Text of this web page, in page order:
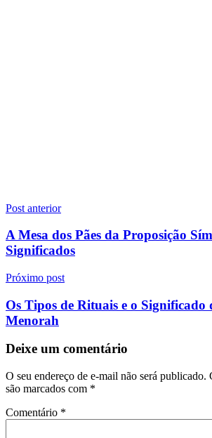
Navegação
de
Post
Post anterior
A Mesa dos Pães da Proposição
Significados
Próximo post
Os Tipos de Rituais e o Significado
Menorah
Deixe um comentário
O seu endereço de e-mail não será publicado.
são marcados com *
Comentário *